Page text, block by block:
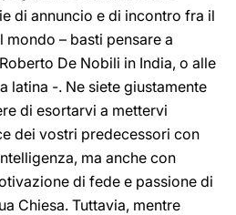
di annuncio e di incontro fra il
mondo – basti pensare a
De Nobili in India, o alle
latina -. Ne siete giustamente
di esortarvi a mettervi
dei vostri predecessori con
ma anche con
di fede e passione di
Chiesa. Tuttavia, mentre